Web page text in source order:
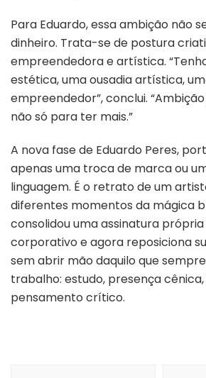
Para Eduardo, essa ambição não
dinheiro. Trata-se de postura
empreendedora e artística.
estética, uma ousadia artística,
empreendedor”, conclui.
não só para ter mais.”
A nova fase de Eduardo Peres,
apenas uma troca de marca ou
linguagem. É o retrato de um
diferentes momentos da mágica
consolidou uma assinatura
corporativo e agora reposiciona
sem abrir mão daquilo que
trabalho: estudo, presença
pensamento crítico.